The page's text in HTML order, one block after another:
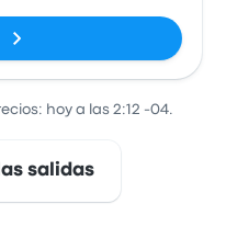
hoy a las 2:12 -04.
salidas